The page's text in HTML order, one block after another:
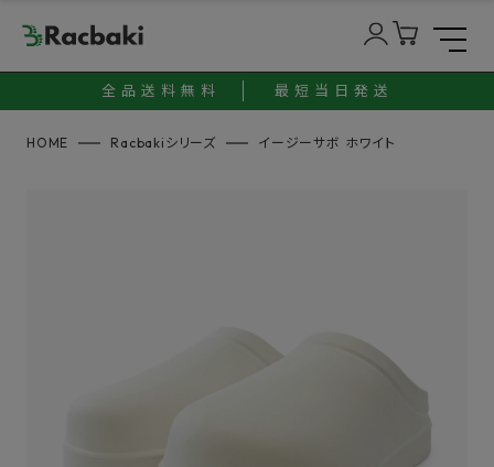
全品送料無料 最短当日発送
HOME Racbakiシリーズ イージーサボ ホワイト